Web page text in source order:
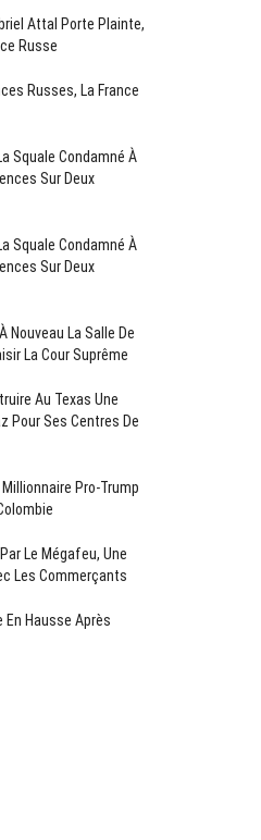
Attal Porte Plainte,
Russe
Russes, La France
Squale Condamné À
Sur Deux
Squale Condamné À
Sur Deux
Nouveau La Salle De
La Cour Suprême
Au Texas Une
Pour Ses Centres De
Millionnaire Pro-Trump
Le Mégafeu, Une
Les Commerçants
Hausse Après